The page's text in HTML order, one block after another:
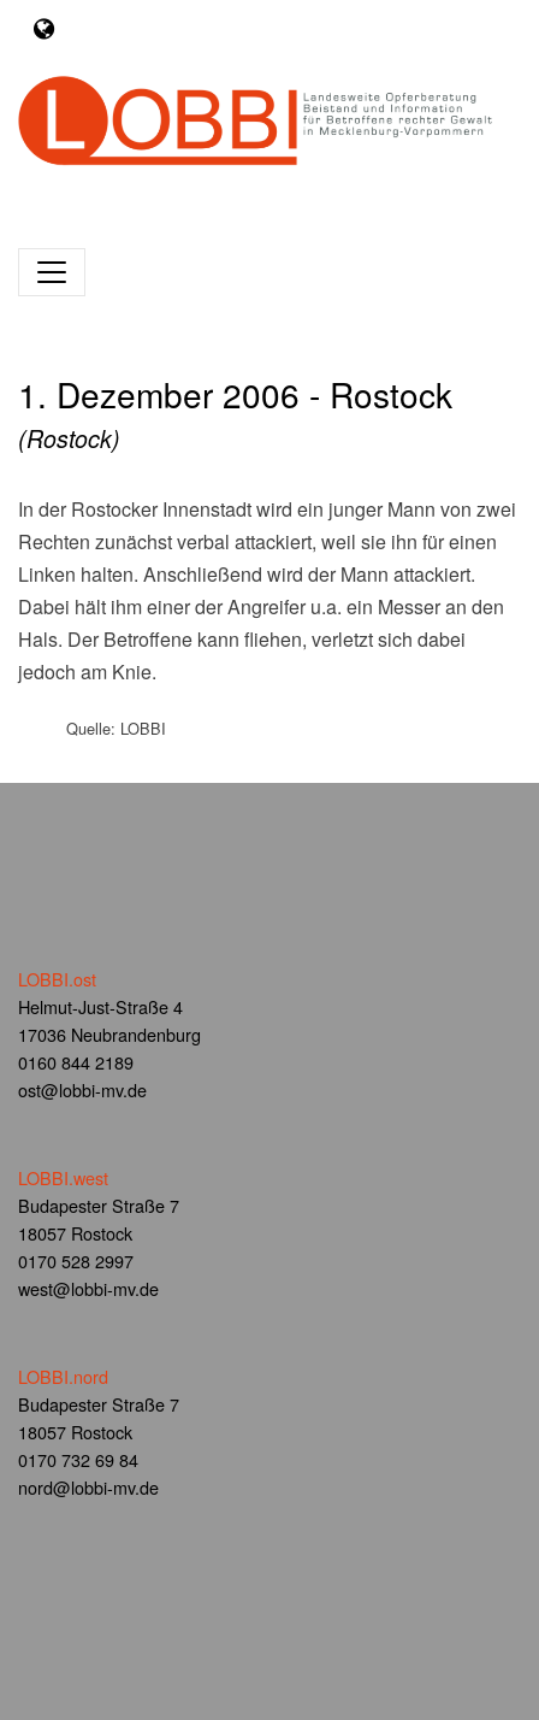
1. Dezember 2006 - Rostock
(Rostock)
In der Rostocker Innenstadt wird ein junger Mann von zwei
Rechten zunächst verbal attackiert, weil sie ihn für einen
Linken halten. Anschließend wird der Mann attackiert.
Dabei hält ihm einer der Angreifer u.a. ein Messer an den
Hals. Der Betroffene kann fliehen, verletzt sich dabei
jedoch am Knie.
Quelle: LOBBI
LOBBI.ost
Helmut-Just-Straße 4
17036 Neubrandenburg
0160 844 2189
ost@lobbi-mv.de
LOBBI.west
Budapester Straße 7
18057 Rostock
0170 528 2997
west@lobbi-mv.de
LOBBI.nord
Budapester Straße 7
18057 Rostock
0170 732 69 84
nord@lobbi-mv.de